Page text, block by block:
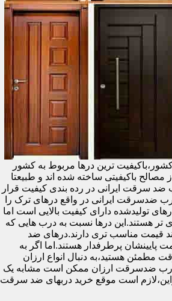
ترین درها مربوط به کشور
مصالح باکیفیتی ساخته شده اند و طبیعتا
ضد سرقت ایرانی در رده بندی کیفیت قرار
ضدسرقت ایرانی در واقع درهای ترک را
تولیدشده دارای کیفیت بالایی است اما
تر هستند.این درها نسبت به درب هایی که
قیمت مناسب تری دارند.درهای ضد
پرطرفدار هستند.اما اگر به
مطمئن هستید،به دنبال انواع ارزان
درب ضدسرقت ارزان ممکن است مشابه یک
است موقع خرید دربهای ضد سرقت